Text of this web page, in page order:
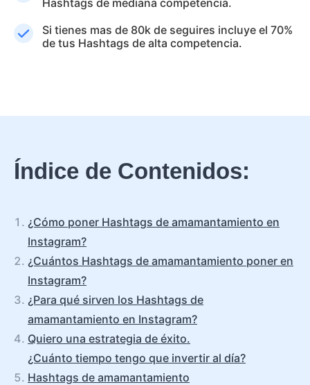
Hashtags de mediana competencia.
Si tienes mas de 80k de seguires incluye el 70%
de tus Hashtags de alta competencia.
Índice de Contenidos:
¿Cómo poner Hashtags de amamantamiento en
Instagram?
¿Cuántos Hashtags de amamantamiento poner en
Instagram?
¿Para qué sirven los Hashtags de
amamantamiento en Instagram?
Quiero una estrategia de éxito.
¿Cuánto tiempo tengo que invertir al día?
Hashtags de amamantamiento